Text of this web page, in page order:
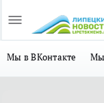
Мы в ВКонтакте Мы